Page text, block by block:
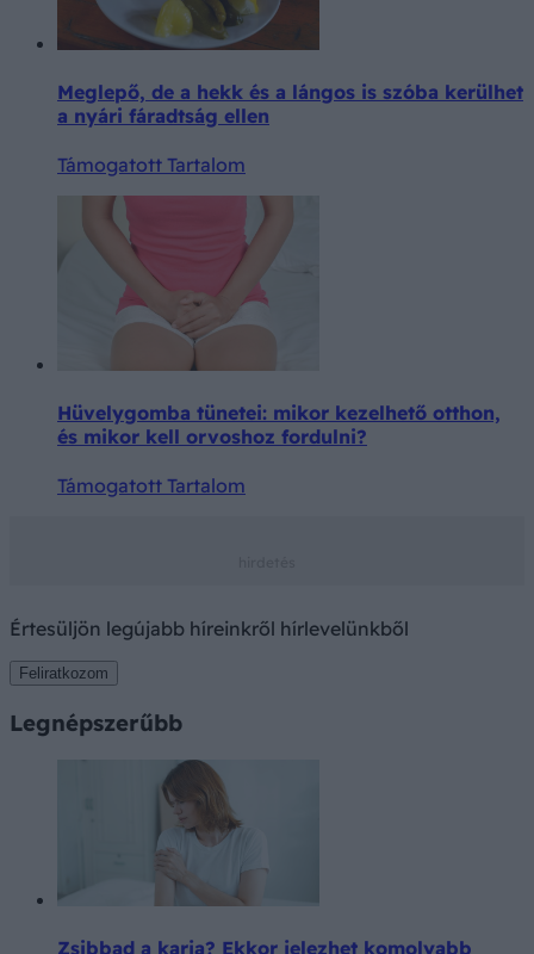
Meglepő, de a hekk és a lángos is szóba kerülhet
a nyári fáradtság ellen
Támogatott Tartalom
Hüvelygomba tünetei: mikor kezelhető otthon,
és mikor kell orvoshoz fordulni?
Támogatott Tartalom
Értesüljön legújabb híreinkről hírlevelünkből
Feliratkozom
Legnépszerűbb
Zsibbad a karja? Ekkor jelezhet komolyabb